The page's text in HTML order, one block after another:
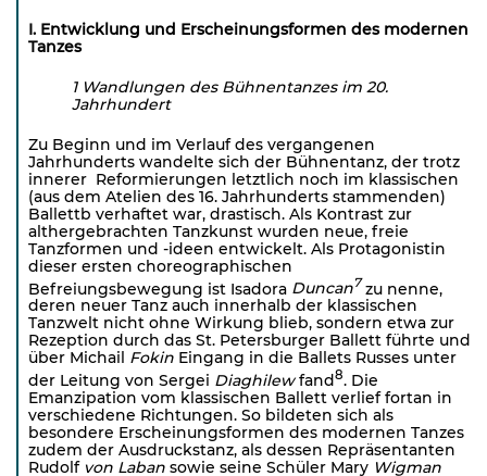
I. Entwicklung und Erscheinungsformen des modernen
Tanzes
1 Wandlungen des Bühnentanzes im 20.
Jahrhundert
Zu Beginn und im Verlauf des vergangenen
Jahrhunderts wandelte sich der Bühnentanz, der trotz
innerer Reformierungen letztlich noch im klassischen
(aus dem Atelien des 16. Jahrhunderts stammenden)
Ballettb verhaftet war, drastisch. Als Kontrast zur
althergebrachten Tanzkunst wurden neue, freie
Tanzformen und -ideen entwickelt. Als Protagonistin
dieser ersten choreographischen
Befreiungsbewegung ist Isadora Duncan7 zu nenne,
deren neuer Tanz auch innerhalb der klassischen
Tanzwelt nicht ohne Wirkung blieb, sondern etwa zur
Rezeption durch das St. Petersburger Ballett führte und
über Michail Fokin Eingang in die Ballets Russes unter
der Leitung von Sergei Diaghilewfand8. Die
Emanzipation vom klassischen Ballett verlief fortan in
verschiedene Richtungen. So bildeten sich als
besondere Erschei­nungsformen des modernen Tanzes
zudem der Ausdruckstanz, als dessen Repräsentanten
Rudolf von Laban sowie seine Schüler Mary Wigman